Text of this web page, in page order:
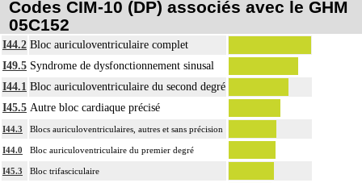
Codes CIM-10 (DP) associés avec le GHM
05C152
I44.2 Bloc auriculoventriculaire complet
I49.5 Syndrome de dysfonctionnement sinusal
I44.1 Bloc auriculoventriculaire du second degré
I45.5 Autre bloc cardiaque précisé
I44.3 Blocs auriculoventriculaires, autres et sans précision
I44.0 Bloc auriculoventriculaire du premier degré
I45.3 Bloc trifasciculaire